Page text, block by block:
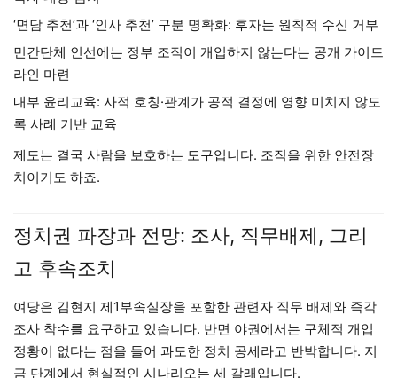
‘면담 추천’과 ‘인사 추천’ 구분 명확화: 후자는 원칙적 수신 거부
민간단체 인선에는 정부 조직이 개입하지 않는다는 공개 가이드
라인 마련
내부 윤리교육: 사적 호칭·관계가 공적 결정에 영향 미치지 않도
록 사례 기반 교육
제도는 결국 사람을 보호하는 도구입니다. 조직을 위한 안전장
치이기도 하죠.
정치권 파장과 전망: 조사, 직무배제, 그리
고 후속조치
여당은 김현지 제1부속실장을 포함한 관련자 직무 배제와 즉각
조사 착수를 요구하고 있습니다. 반면 야권에서는 구체적 개입
정황이 없다는 점을 들어 과도한 정치 공세라고 반박합니다. 지
금 단계에서 현실적인 시나리오는 세 갈래입니다.